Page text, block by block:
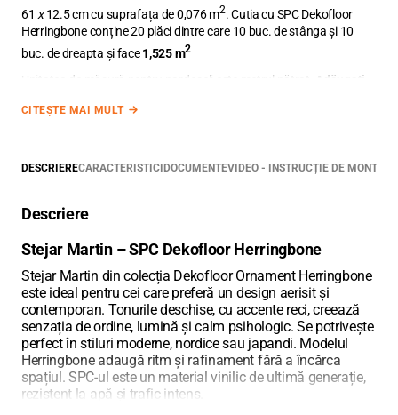
61 x12.5 cm cu suprafața de 0,076 m2. Cutia cu SPC Dekofloor
Herringbone conține 20 plăci dintre care 10 buc. de stânga și 10
buc. de dreapta și face1,525 m2
Unitatea de măsură pentru pardoseli este metrul pătrat.
Adăugați
CITEȘTE MAI MULT
DESCRIERECARACTERISTICIDOCUMENTEVIDEO - INSTRUCȚIE DE MONTARE
Descriere
Stejar Martin – SPC Dekofloor Herringbone
Stejar Martin din colecția Dekofloor Ornament Herringbone
este ideal pentru cei care preferă un design aerisit și
contemporan. Tonurile deschise, cu accente reci, creează
senzația de ordine, lumină și calm psihologic. Se potrivește
perfect în stiluri moderne, nordice sau japandi. Modelul
Herringbone adaugă ritm și rafinament fără a încărca
spațiul. SPC-ul este un material vinilic de ultimă generație,
rezistent la apă și trafic intens.